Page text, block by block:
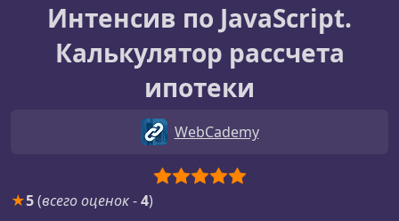
Интенсив по JavaScript.
Калькулятор рассчета
ипотеки
WebCademy
★5(всего оценок-4)